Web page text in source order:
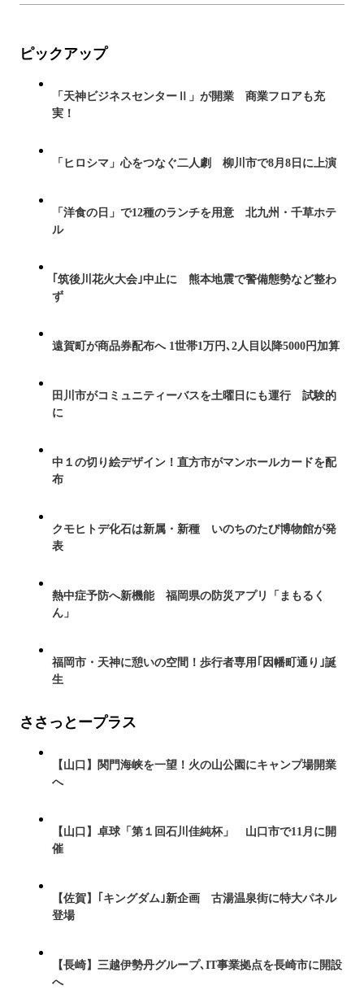
ピックアップ
「天神ビジネスセンターⅡ」が開業 商業フロアも充
実！
「ヒロシマ」心をつなぐ二人劇 柳川市で8月8日に上演
「洋食の日」で12種のランチを用意 北九州・千草ホテ
ル
｢筑後川花火大会｣中止に 熊本地震で警備態勢など整わ
ず
遠賀町が商品券配布へ 1世帯1万円､2人目以降5000円加算
田川市がコミュニティーバスを土曜日にも運行 試験的
に
中１の切り絵デザイン！直方市がマンホールカードを配
布
クモヒトデ化石は新属・新種 いのちのたび博物館が発
表
熱中症予防へ新機能 福岡県の防災アプリ「まもるく
ん」
福岡市・天神に憩いの空間！歩行者専用｢因幡町通り｣誕
生
ささっとープラス
【山口】関門海峡を一望！火の山公園にキャンプ場開業
へ
【山口】卓球「第１回石川佳純杯」 山口市で11月に開
催
【佐賀】｢キングダム｣新企画 古湯温泉街に特大パネル
登場
【長崎】三越伊勢丹グループ､IT事業拠点を長崎市に開設
へ